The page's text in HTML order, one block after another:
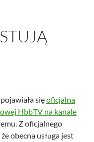
sięoficjalna
HbbTV na kanale
Z oficjalnego
obecna usługa jest